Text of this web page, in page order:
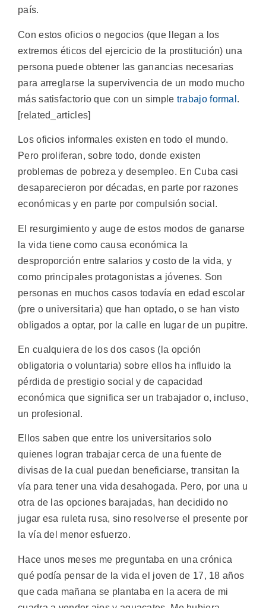
país.
Con estos oficios o negocios (que llegan a los
extremos éticos del ejercicio de la prostitución) una
persona puede obtener las ganancias necesarias
para arreglarse la supervivencia de un modo mucho
más satisfactorio que con un simple trabajo formal .
[related_articles]
Los oficios informales existen en todo el mundo.
Pero proliferan, sobre todo, donde existen
problemas de pobreza y desempleo. En Cuba casi
desaparecieron por décadas, en parte por razones
económicas y en parte por compulsión social.
El resurgimiento y auge de estos modos de ganarse
la vida tiene como causa económica la
desproporción entre salarios y costo de la vida, y
como principales protagonistas a jóvenes. Son
personas en muchos casos todavía en edad escolar
(pre o universitaria) que han optado, o se han visto
obligados a optar, por la calle en lugar de un pupitre.
En cualquiera de los dos casos (la opción
obligatoria o voluntaria) sobre ellos ha influido la
pérdida de prestigio social y de capacidad
económica que significa ser un trabajador o, incluso,
un profesional.
Ellos saben que entre los universitarios solo
quienes logran trabajar cerca de una fuente de
divisas de la cual puedan beneficiarse, transitan la
vía para tener una vida desahogada. Pero, por una u
otra de las opciones barajadas, han decidido no
jugar esa ruleta rusa, sino resolverse el presente por
la vía del menor esfuerzo.
Hace unos meses me preguntaba en una crónica
qué podía pensar de la vida el joven de 17, 18 años
que cada mañana se plantaba en la acera de mi